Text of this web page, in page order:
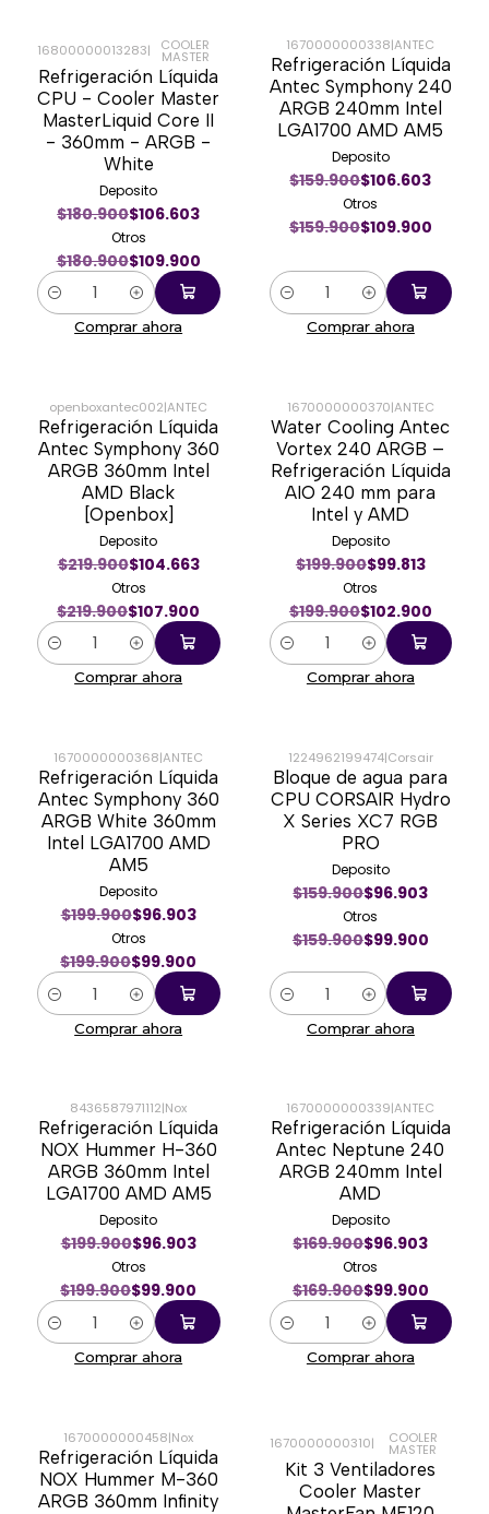
-39%
16800000013283| COOLER
MASTER
Refrigeración Líquida
CPU - Cooler Master
MasterLiquid Core II
- 360mm - ARGB -
White
Deposito
$180.900$106.603
Otros
$180.900$109.900
Cantidad
Comprar ahora
-31%
1670000000338|ANTEC
Refrigeración Líquida
Antec Symphony 240
ARGB 240mm Intel
LGA1700 AMD AM5
Deposito
$159.900$106.603
Otros
$159.900$109.900
Cantidad
Comprar ahora
-51%
openboxantec002|ANTEC
Refrigeración Líquida
Antec Symphony 360
ARGB 360mm Intel
AMD Black
[Openbox]
Deposito
$219.900$104.663
Otros
$219.900$107.900
Cantidad
Comprar ahora
-49%
1670000000370|ANTEC
Water Cooling Antec
Vortex 240 ARGB –
Refrigeración Líquida
AIO 240 mm para
Intel y AMD
Deposito
$199.900$99.813
Otros
$199.900$102.900
Cantidad
Comprar ahora
-50%
1670000000368|ANTEC
Refrigeración Líquida
Antec Symphony 360
ARGB White 360mm
Intel LGA1700 AMD
AM5
Deposito
$199.900$96.903
Otros
$199.900$99.900
Cantidad
Comprar ahora
-38%
1224962199474|Corsair
Bloque de agua para
CPU CORSAIR Hydro
X Series XC7 RGB
PRO
Deposito
$159.900$96.903
Otros
$159.900$99.900
Cantidad
Comprar ahora
-50%
8436587971112|Nox
Refrigeración Líquida
NOX Hummer H-360
ARGB 360mm Intel
LGA1700 AMD AM5
Deposito
$199.900$96.903
Otros
$199.900$99.900
Cantidad
Comprar ahora
-41%
1670000000339|ANTEC
Refrigeración Líquida
Antec Neptune 240
ARGB 240mm Intel
AMD
Deposito
$169.900$96.903
Otros
$169.900$99.900
Cantidad
Comprar ahora
-47%
1670000000458|Nox
Refrigeración Líquida
NOX Hummer M-360
ARGB 360mm Infinity
-16%
1670000000310| COOLER
MASTER
Kit 3 Ventiladores
Cooler Master